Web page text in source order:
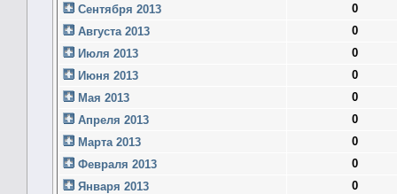
Сентября 2013
0
Августа 2013
0
Июля 2013
0
Июня 2013
0
Мая 2013
0
Апреля 2013
0
Марта 2013
0
Февраля 2013
0
Января 2013
0